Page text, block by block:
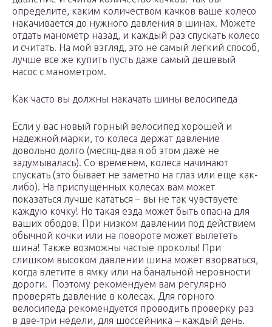
определите, каким количеством качков ваше колесо
накачивается до нужного давления в шинах. Можете
отдать манометр назад, и каждый раз спускать колесо
и считать. На мой взгляд, это не самый легкий способ,
лучше все же купить пусть даже самый дешевый
насос с манометром.
Как часто вы должны накачать шины велосипеда
Если у вас новый горный велосипед хорошей и
надежной марки, то колеса держат давление
довольно долго (месяц-два я об этом даже не
задумывалась). Со временем, колеса начинают
спускать (это бывает не заметно на глаз или еще как-
либо). На приспущенных колесах вам может
показаться лучше кататься – вы не так чувствуете
каждую кочку! Но такая езда может быть опасна для
ваших ободов. При низком давлении под действием
обычной кочки или на повороте может вылететь
шина! Также возможны частые проколы! При
слишком высоком давлении шина может взорваться,
когда влетите в ямку или на банальной неровности
дороги. Поэтому рекомендуем вам регулярно
проверять давление в колесах. Для горного
велосипеда рекомендуется проводить проверку раз
в две-три недели, для шоссейника – каждый день.